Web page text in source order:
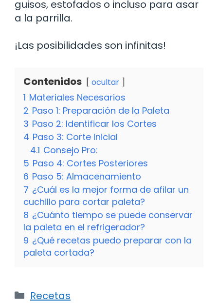
guisos, estofados o incluso para asar
a la parrilla.
¡Las posibilidades son infinitas!
Contenidos ocultar
1 Materiales Necesarios
2 Paso 1: Preparación de la Paleta
3 Paso 2: Identificar los Cortes
4 Paso 3: Corte Inicial
4.1 Consejo Pro:
5 Paso 4: Cortes Posteriores
6 Paso 5: Almacenamiento
7 ¿Cuál es la mejor forma de afilar un
cuchillo para cortar paleta?
8 ¿Cuánto tiempo se puede conservar
la paleta en el refrigerador?
9 ¿Qué recetas puedo preparar con la
paleta cortada?
Categorías
Recetas